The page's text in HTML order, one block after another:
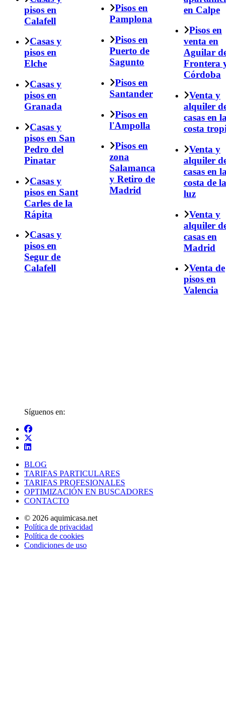
pisos en
Calafell
Casas y
pisos en
Elche
Casas y
pisos en
Granada
Casas y
pisos en San
Pedro del
Pinatar
Casas y
pisos en Sant
Carles de la
Rápita
Casas y
pisos en
Segur de
Calafell
Pisos en
Pamplona
Pisos en
Puerto de
Sagunto
Pisos en
Santander
Pisos en
l'Ampolla
Pisos en
zona
Salamanca
y Retiro de
Madrid
en Calpe
Pisos en
venta en
Aguilar
Frontera
Córdoba
Venta y
alquiler
casas en
costa
Venta y
alquiler
casas en
costa de la
luz
Venta y
alquiler
casas en
Madrid
Venta de
pisos en
Valencia
Síguenos en:
BLOG
TARIFAS PARTICULARES
TARIFAS PROFESIONALES
OPTIMIZACIÓN EN BUSCADORES
CONTACTO
© 2026 aquimicasa.net
Política de privacidad
Política de cookies
Condiciones de uso